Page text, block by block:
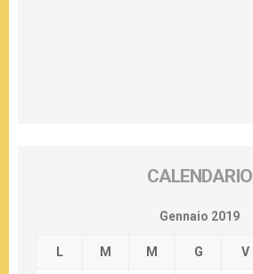
CALENDARIO
Gennaio 2019
L M M G V